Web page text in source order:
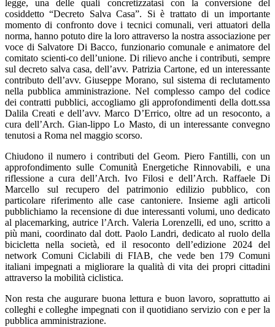
legge, una delle quali concretizzatasi con la conversione del
cosiddetto “Decreto Salva Casa”. Si è trattato di un importante
momento di confronto dove i tecnici comunali, veri attuatori della
norma, hanno potuto dire la loro attraverso la nostra associazione per
voce di Salvatore Di Bacco, funzionario comunale e animatore del
comitato scienti‑co dell’unione. Di rilievo anche i contributi, sempre
sul decreto salva casa, dell’avv. Patrizia Cartone, ed un interessante
contributo dell’avv. Giuseppe Morano, sul sistema di reclutamento
nella pubblica amministrazione. Nel complesso campo del codice
dei contratti pubblici, accogliamo gli approfondimenti della dott.ssa
Dalila Creati e dell’avv. Marco D’Errico, oltre ad un resoconto, a
cura dell’Arch. Gian‑lippo Lo Masto, di un interessante convegno
tenutosi a Roma nel maggio scorso.
Chiudono il numero i contributi del Geom. Piero Fantilli, con un
approfondimento sulle Comunità Energetiche Rinnovabili, e una
riflessione a cura dell’Arch. Ivo Filosi e dell’Arch. Raffaele Di
Marcello sul recupero del patrimonio edilizio pubblico, con
particolare riferimento alle case cantoniere. Insieme agli articoli
pubblichiamo la recensione di due interessanti volumi, uno dedicato
al placemarking, autrice l’Arch. Valeria Lorenzelli, ed uno, scritto a
più mani, coordinato dal dott. Paolo Landri, dedicato al ruolo della
bicicletta nella società, ed il resoconto dell’edizione 2024 del
network Comuni Ciclabili di FIAB, che vede ben 179 Comuni
italiani impegnati a migliorare la qualità di vita dei propri cittadini
attraverso la mobilità ciclistica.
Non resta che augurare buona lettura e buon lavoro, soprattutto ai
colleghi e colleghe impegnati con il quotidiano servizio con e per la
pubblica amministrazione.